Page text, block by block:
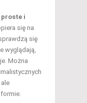
proste i
się na
się
wyglądają,
Można